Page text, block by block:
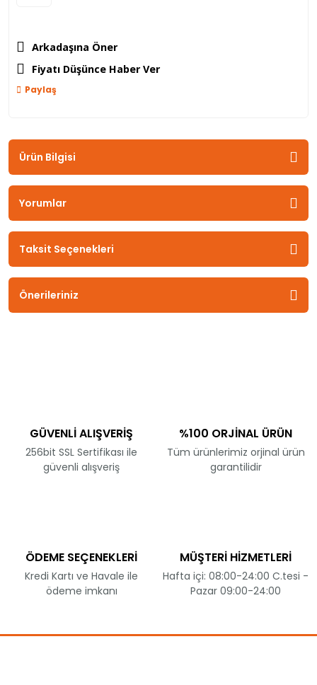
Arkadaşına Öner
Fiyatı Düşünce Haber Ver
Paylaş
Ürün Bilgisi
Yorumlar
Taksit Seçenekleri
Önerileriniz
GÜVENLİ ALIŞVERİŞ
256bit SSL Sertifikası ile
güvenli alışveriş
%100 ORJİNAL ÜRÜN
Tüm ürünlerimiz orjinal ürün
garantilidir
ÖDEME SEÇENEKLERİ
Kredi Kartı ve Havale ile
ödeme imkanı
MÜŞTERİ HİZMETLERİ
Hafta içi: 08:00-24:00 C.tesi -
Pazar 09:00-24:00